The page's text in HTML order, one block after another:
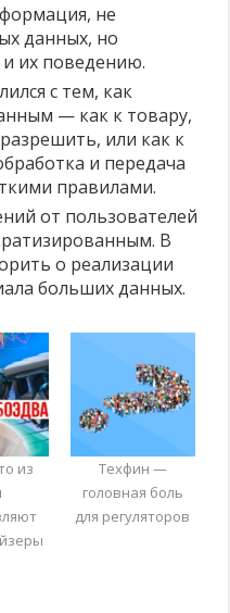
не
данных, но
их поведению.
с тем, как
— как к товару,
или как к
и передача
правилами.
от пользователей
В
о реализации
больших данных.
из
Техфин —
головная боль
для регуляторов